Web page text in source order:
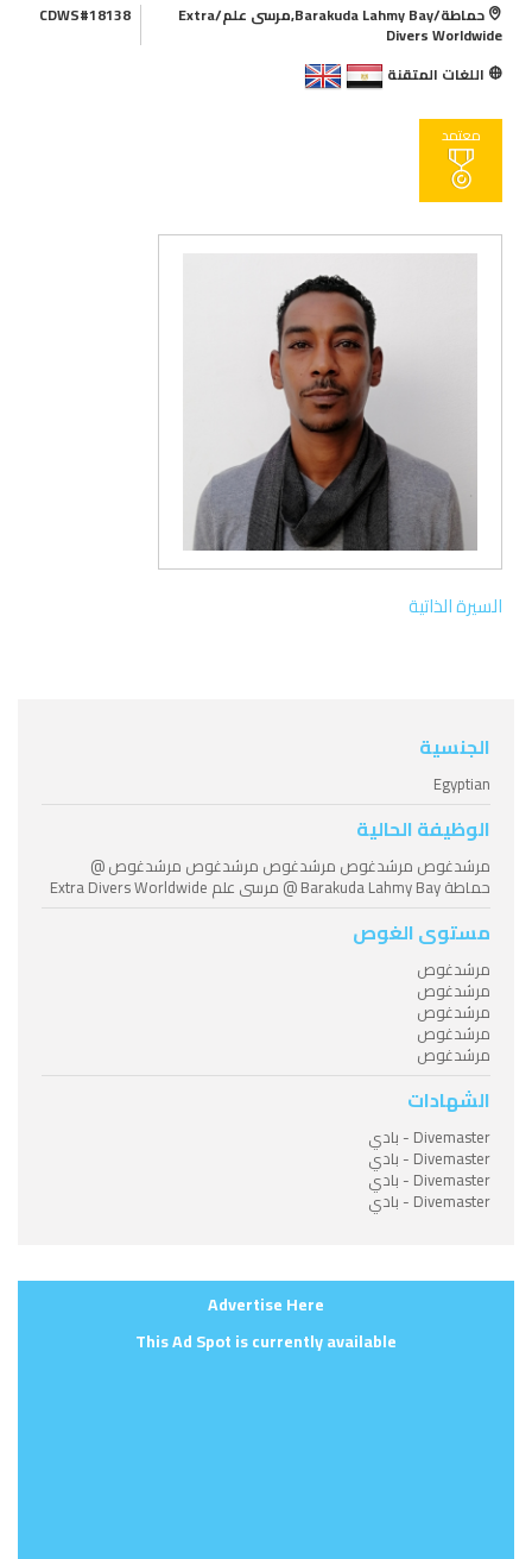
حماطة/Barakuda Lahmy Bay,مرسى علم/Extra
Divers Worldwide
CDWS#18138
اللغات المتقنة
معتمد
السيرة الذاتية
الجنسية
Egyptian
الوظيفة الحالية
مرشدغوص مرشدغوص مرشدغوص مرشدغوص مرشدغوص @
حماطة Barakuda Lahmy Bay @ مرسى علم Extra Divers Worldwide
مستوى الغوص
مرشدغوص
مرشدغوص
مرشدغوص
مرشدغوص
مرشدغوص
الشهادات
Divemaster - بادي
Divemaster - بادي
Divemaster - بادي
Divemaster - بادي
Advertise Here
This Ad Spot is currently available